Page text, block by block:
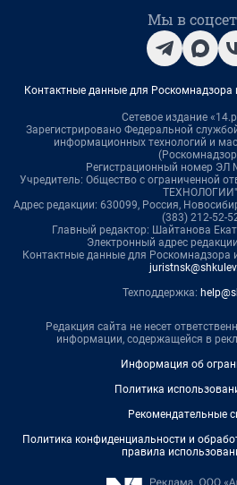
Мы в
Контактные данные для Роскомнадзора
Сетевое издание
Зарегистрировано Федеральной
информационных технологий и
Регистрационный номер ЭЛ
Учредитель: Общество с ограниченной
ТЕХНОЛОГИИ"
Адрес редакции: 630099, Россия,
(383) 212-52-
Главный редактор: Шайтанова
Электронный адрес
Контактные данные для Роскомнадзора
Техподдержка:
Редакция сайта не несет
информации, содержащейся в
Информация об
Политика
Рекомендательные
Политика конфиденциальности и
правила